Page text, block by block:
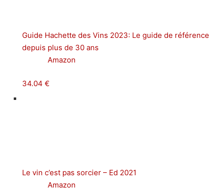
Guide Hachette des Vins 2023: Le guide de référence
depuis plus de 30 ans
Amazon
34.04 €
Le vin c’est pas sorcier – Ed 2021
Amazon